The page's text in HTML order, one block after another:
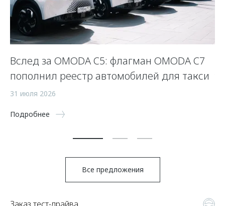
Вслед за OMODA C5: флагман OMODA C7
пополнил реестр автомобилей для такси
31 июля 2026
Подробнее
Все предложения